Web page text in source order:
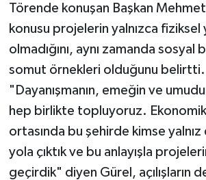
Törende konuşan Başkan
konusu projelerin yalnızca fiziksel
olmadığını, aynı zamanda sosyal
somut örnekleri olduğunu belirtti.
"Dayanışmanın, emeğin ve
hep birlikte topluyoruz. Ekonomik
ortasında bu şehirde kimse
yola çıktık ve bu anlayışla
geçirdik" diyen Gürel, açılışların